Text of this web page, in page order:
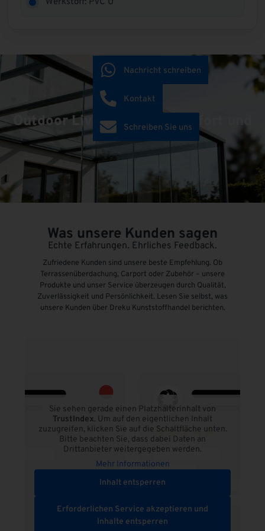
Outdoor Living schafft Komfort und
Mehrwert!
Was unsere Kunden sagen
Echte Erfahrungen. Ehrliches Feedback.
Zufriedene Kunden sind unsere beste Empfehlung. Ob
Terrassenüberdachung, Carport oder Zubehör – unsere
Produkte und unser Service überzeugen durch Qualität,
Zuverlässigkeit und Persönlichkeit. Lesen Sie selbst, was
unsere Kunden über Dreku Kunststoffhandel berichten.
Sie sehen gerade einen Platzhalterinhalt von
TrustIndex. Um auf den eigentlichen Inhalt
zuzugreifen, klicken Sie auf die Schaltfläche unten.
Bitte beachten Sie, dass dabei Daten an
Drittanbieter weitergegeben werden.
Mehr Informationen
Inhalt entsperren
Erforderlichen Service akzeptieren und
Inhalte entsperren
Nachricht schreiben
Kontakt
Schreiben Sie uns